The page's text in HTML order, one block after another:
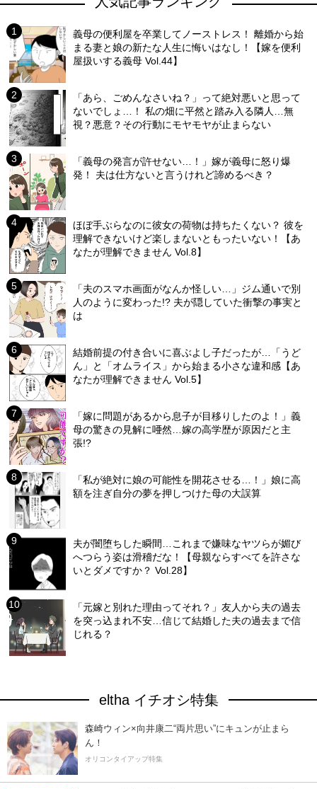
義母の便利屋を卒業してノーストレス！ 離婚から始
まる妻と娘の新たな人生に悔いはなし！【嫁を便利
屋扱いする義母 Vol.44】
「あら、ごめんなさいね？」って絶対悪いと思って
ないでしょ…！ 私の畑に平然と踏み入る隣人…無
視？悪意？その行動にモヤモヤが止まらない
「義母の発言が許せない…！」嫁が義母に怒り爆
発！ 夫は仕方ないと言うけれど諦めるべき？
ほぼ手ぶらなのに彼女の荷物は持ちたくない？ 彼を
理解できないけど楽しまないともったいない！【あ
なたが理解できません Vol.8】
「夫のスマホ画面がなんか怪しい…」ジム通いで別
人のように変わった!? 夫が隠していた衝撃の事実と
は
結婚前提の付き合いに喜ぶよし子だったが…「うど
ん」と「オムライス」から始まる小さな違和感【あ
なたが理解できません Vol.5】
「嫁に問題があるから息子が目移りしたのよ！」義
母の驚きの見解に唖然…嫁の高学歴が原因だと主
張!?
「私が絶対に娘の可能性を開花させる…！」娘に高
額を注ぎ自分の夢を押しつけた母の大誤算
夫が闇堕ちした瞬間…これまで嫌味なヤツらが媚び
へつらう姿は滑稽だな！【母親ならすべてを許さな
いとダメですか？ Vol.28】
「元嫁と別れた理由ってそれ？」友人から夫の過去
を突っ込まれ不安…信じて結婚した夫の過去まで信
じれる？
eltha イチオシ特集
森崎ウィン×向井康二“両片思い”にキュンが止まら
ん！
オリコンタイアップ特集